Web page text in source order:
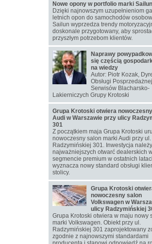
Nowe opony w portfolio marki Sailun
Dzięki najnowszym uzupełnieniom
letnich opon do samochodów
Sailun wyprzedza trendy
doskonale przygotowany, aby
przyszłym potrzebom klientów.
Naprawy
się częścią
na wiedzy
Autor: Piotr Kozak,
Obsługi
Serwisów Blacharsko-
Lakierniczych Grupy Krotoski
Grupa Krotoski otwiera
Audi w Warszawie przy ulicy
301
Z początkiem maja Grupa Krotoski
nowoczesny salon marki Audi przy ul.
Radzymińskiej 301. Inwestycja
najważniejszych otwarć dealerskich
segmencie premium w ostatnich
wyznacza nowy standard obsługi
stolicy.
Grupa Krotoski
nowoczesny salon
Volkswagen w
ulicy Radzymińskiej
Grupa Krotoski otwiera w maju nowy
marki Volkswagen. Obiekt przy ul.
Radzymińskiej 301 zaprojektowany
zgodnie z najnowszymi standardami